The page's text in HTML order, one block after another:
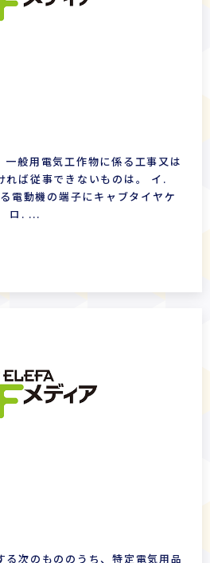
般用電気工作物に係る工事又は
れば従事できないものは。 イ.
電動機の端子にキャブタイヤケ
ロ. ...
る次のもののうち、特定電気用品